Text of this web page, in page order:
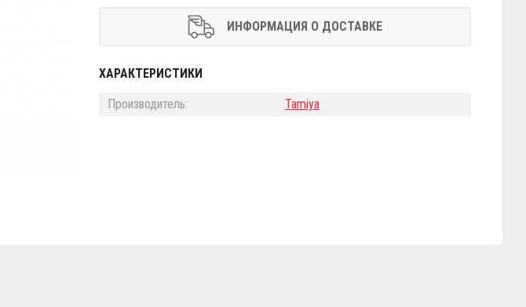
ИНФОРМАЦИЯ О ДОСТАВКЕ
ХАРАКТЕРИСТИКИ
Производитель: Tamiya